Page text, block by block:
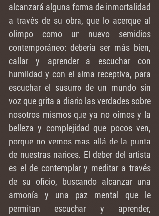
alcanzará alguna forma de inmortalidad
a través de su obra, que lo acerque al
olimpo como un nuevo semidios
contemporáneo: debería ser más bien,
callar y aprender a escuchar con
humildad y con el alma receptiva, para
escuchar el susurro de un mundo sin
voz que grita a diario las verdades sobre
nosotros mismos que ya no oímos y la
belleza y complejidad que pocos ven,
porque no vemos mas allá de la punta
de nuestras narices. El deber del artista
es el de contemplar y meditar a través
de su oficio, buscando alcanzar una
armonía y una paz mental que le
permitan escuchar y aprender,